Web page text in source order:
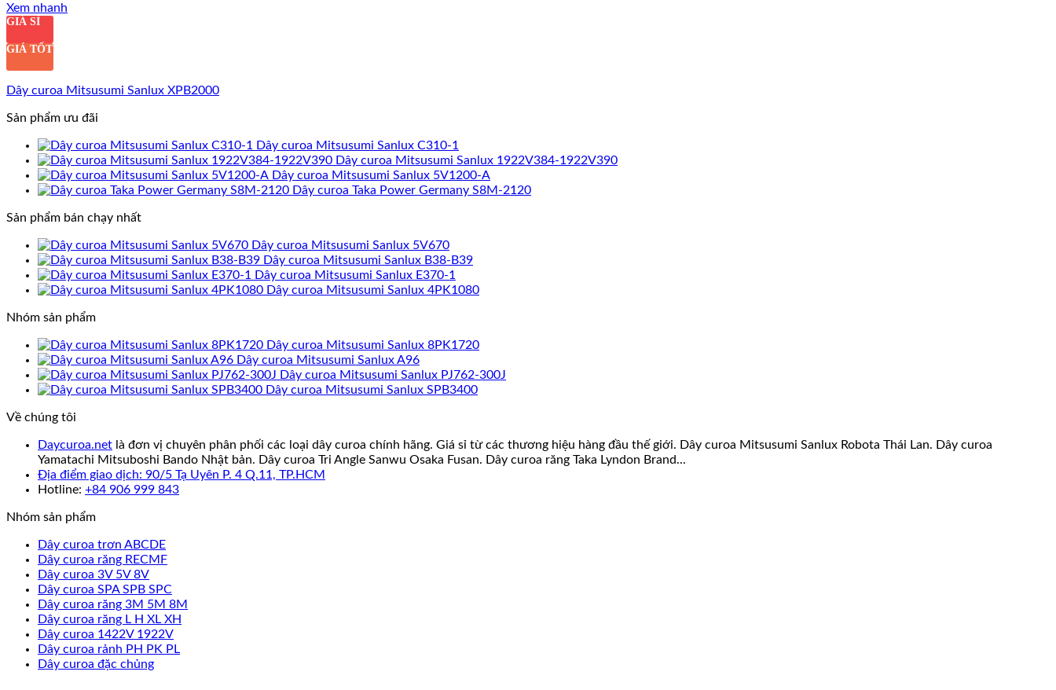
Xem nhanh
GIÁ SỈ
GIÁ TỐT
Dây curoa Mitsusumi Sanlux XPB2000
Sản phẩm ưu đãi
Dây curoa Mitsusumi Sanlux C310-1
Dây curoa Mitsusumi Sanlux 1922V384-1922V390
Dây curoa Mitsusumi Sanlux 5V1200-A
Dây curoa Taka Power Germany S8M-2120
Sản phẩm bán chạy nhất
Dây curoa Mitsusumi Sanlux 5V670
Dây curoa Mitsusumi Sanlux B38-B39
Dây curoa Mitsusumi Sanlux E370-1
Dây curoa Mitsusumi Sanlux 4PK1080
Nhóm sản phẩm
Dây curoa Mitsusumi Sanlux 8PK1720
Dây curoa Mitsusumi Sanlux A96
Dây curoa Mitsusumi Sanlux PJ762-300J
Dây curoa Mitsusumi Sanlux SPB3400
Về chúng tôi
Daycuroa.net là đơn vị chuyên phân phối các loại dây curoa chính hãng. Giá sỉ từ các thương hiệu hàng đầu thế giới. Dây curoa Mitsusumi Sanlux Robota Thái Lan. Dây curoa
Yamatachi Mitsuboshi Bando Nhật bản. Dây curoa Tri Angle Sanwu Osaka Fusan. Dây curoa răng Taka Lyndon Brand...
Địa điểm giao dịch: 90/5 Tạ Uyên P. 4 Q.11, TP.HCM
Hotline: +84 906 999 843
Nhóm sản phẩm
Dây curoa trơn ABCDE
Dây curoa răng RECMF
Dây curoa 3V 5V 8V
Dây curoa SPA SPB SPC
Dây curoa răng 3M 5M 8M
Dây curoa răng L H XL XH
Dây curoa 1422V 1922V
Dây curoa rảnh PH PK PL
Dây curoa đặc chủng